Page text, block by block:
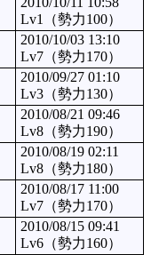
Lv1（勢力100）
2010/10/03 13:10
Lv7（勢力170）
2010/09/27 01:10
Lv3（勢力130）
2010/08/21 09:46
Lv8（勢力190）
2010/08/19 02:11
Lv8（勢力180）
2010/08/17 11:00
Lv7（勢力170）
2010/08/15 09:41
Lv6（勢力160）